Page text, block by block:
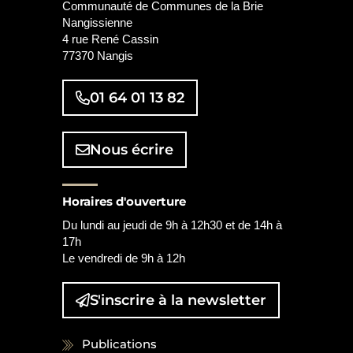
Communauté de Communes de la Brie
Nangissienne
4 rue René Cassin
77370 Nangis
01 64 01 13 82
Nous écrire
Horaires d'ouverture
Du lundi au jeudi de 9h à 12h30 et de 14h à
17h
Le vendredi de 9h à 12h
S'inscrire à la newsletter
Publications